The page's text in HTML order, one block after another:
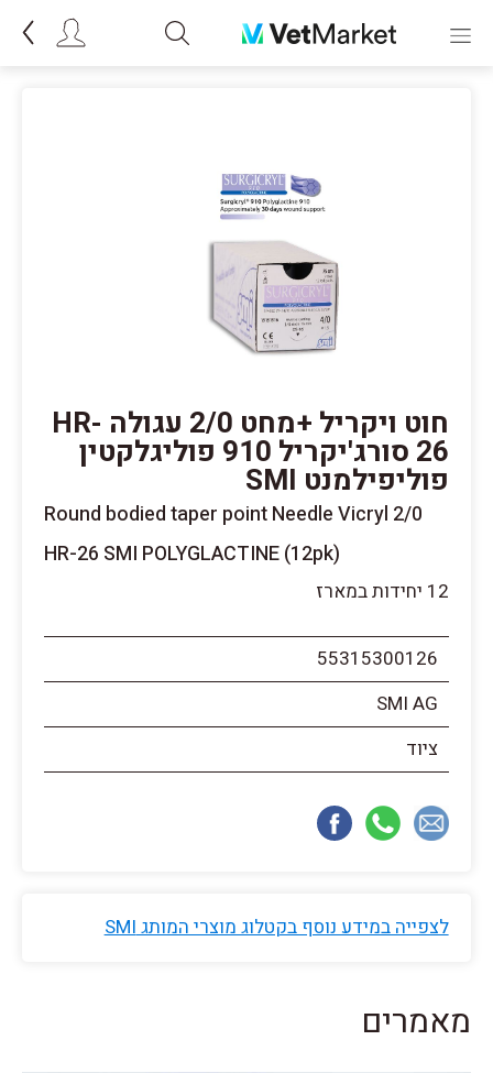
חוט ויקריל +מחט 2/0 עגולה HR-
26 סורג'יקריל 910 פוליגלקטין
פוליפילמנט SMI
Round bodied taper point Needle Vicryl 2/0
HR-26 SMI POLYGLACTINE (12pk)
12 יחידות במארז
55315300126
SMI AG
ציוד
לצפייה במידע נוסף בקטלוג מוצרי המותג SMI
מאמרים